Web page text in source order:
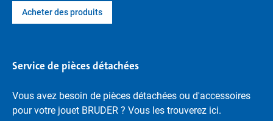
Acheter des produits
Service de pièces détachées
Vous avez besoin de pièces détachées ou d'accessoires
pour votre jouet BRUDER ? Vous les trouverez ici.